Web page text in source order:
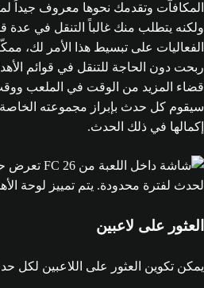
المكافآت وتقدمك نحوها معروف جيداً
ولكنه يتطلب منك غالباً التنقل في عدة
الفعاليات على تبسيط هذا الأمر لك،
قضاء المزيد من الوقت في الملعب
سيقوم كل حدث بإبراز مجموعته
إكمالها في ذلك الحدث.
العثور على لاعبين
يمكن تكوين العثور على اللاعبين لكل